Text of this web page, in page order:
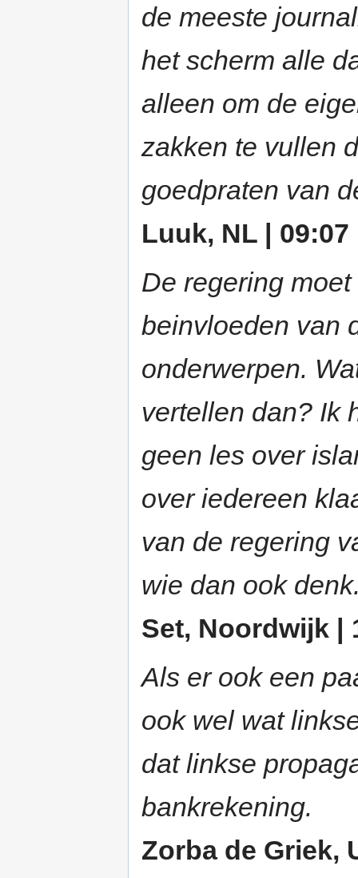
de meeste
het scherm alle
alleen om de
zakken te vullen
goedpraten van
Luuk, NL | 09:07
De regering
beinvloeden van
onderwerpen.
vertellen dan? Ik
geen les over
over iedereen
van de regering
wie dan ook
Set, Noordwijk |
Als er ook een
ook wel wat
dat linkse
bankrekening.
Zorba de Griek,